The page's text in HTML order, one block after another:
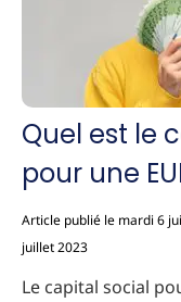
Quel est le
pour une
Article publié le mardi 6
juillet 2023
Le capital social